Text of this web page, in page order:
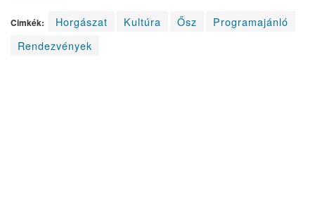
Cimkék: Horgászat Kultúra Ősz
Programajánló
Rendezvények